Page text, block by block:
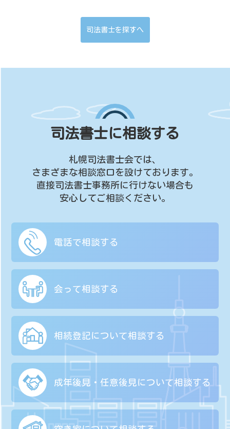
司法書士を探すへ
司法書士に相談する
札幌司法書士会では、
さまざまな相談窓口を設けております。
直接司法書士事務所に行けない場合も
安心してご相談ください。
電話で相談する
会って相談する
相続登記について相談する
成年後見・任意後見について相談する